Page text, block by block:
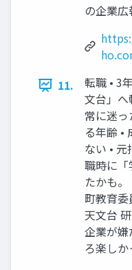
の企業
11.
転職 • 3
文台」へ
常に迷っ
る年齢 •
ない •
職時に「
たかも
町教育
天文台
企業が嫌
ろ楽しか